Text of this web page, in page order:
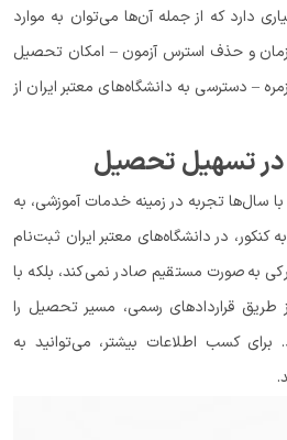
دارد که از جمله آن‌ها می‌توان به موارد
زمان و حذف استرس آزمون – امکان تحصیل
– دسترسی به دانشگاه‌های معتبر ایران از
تسهیل تحصیل
سال‌ها تجربه در زمینه خدمات آموزشی، به
کنکور، در دانشگاه‌های معتبر ایران ثبت‌نام
به‌صورت مستقیم صادر نمی‌کند، بلکه با
طریق قراردادهای رسمی، مسیر تحصیل را
برای کسب اطلاعات بیشتر، می‌توانید به